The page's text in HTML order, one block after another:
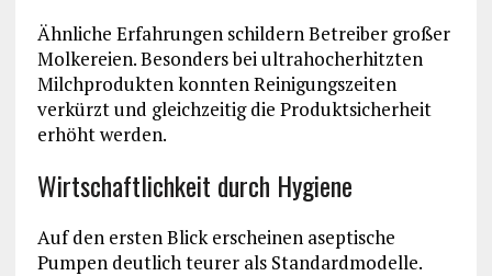
Ähnliche Erfahrungen schildern Betreiber großer
Molkereien. Besonders bei ultrahocherhitzten
Milchprodukten konnten Reinigungszeiten
verkürzt und gleichzeitig die Produktsicherheit
erhöht werden.
Wirtschaftlichkeit durch Hygiene
Auf den ersten Blick erscheinen aseptische
Pumpen deutlich teurer als Standardmodelle.